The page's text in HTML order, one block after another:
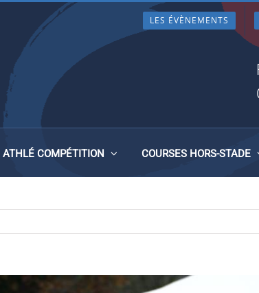
LES ÉVÈNEMENTS
ATHLÉ COMPÉTITION COURSES HORS-STADE
À CARHAIX LE 17